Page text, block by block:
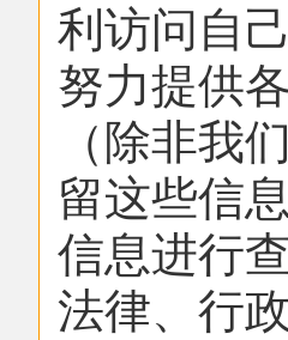
利访问自
努力提供
（除非我
留这些信
信息进行
法律、行